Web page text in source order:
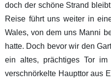
doch der schöne Strand
Reise führt uns weiter in
Wales, von dem uns Manni
hatte. Doch bevor wir den
ein altes, prächtiges Tor
verschnörkelte Haupttor aus